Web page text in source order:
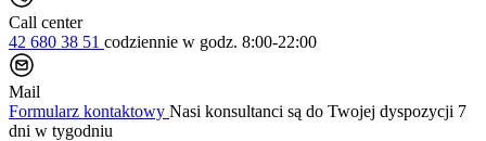
Call center
42 680 38 51 codziennie w godz. 8:00-22:00
Mail
Formularz kontaktowy Nasi konsultanci są do Twojej dyspozycji 7
dni w tygodniu